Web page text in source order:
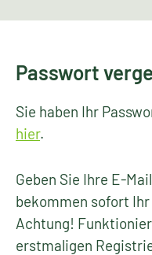
Passwort
Sie haben Ihr
hier.
Geben Sie Ihre E-
bekommen sofort
Achtung!
erstmaligen